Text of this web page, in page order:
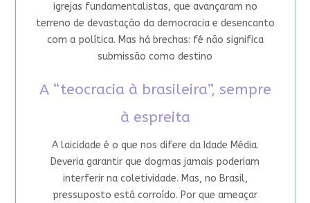
igrejas fundamentalistas, que avançaram no
terreno de devastação da democracia e desencanto
com a política. Mas há brechas: fé não significa
submissão como destino
A “teocracia à brasileira”, sempre
à espreita
A laicidade é o que nos difere da Idade Média.
Deveria garantir que dogmas jamais poderiam
interferir na coletividade. Mas, no Brasil,
pressuposto está corroído. Por que ameaçar